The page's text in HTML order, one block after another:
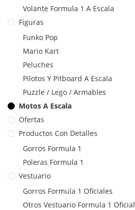
Volante Formula 1 A Escala
Figuras
Funko Pop
Mario Kart
Peluches
Pilotos Y Pitboard A Escala
Puzzle / Lego / Armables
Motos A Escala
Ofertas
Productos Con Detalles
Gorros Formula 1
Poleras Formula 1
Vestuario
Gorros Formula 1 Oficiales
Otros Vestuario Formula 1 Oficial